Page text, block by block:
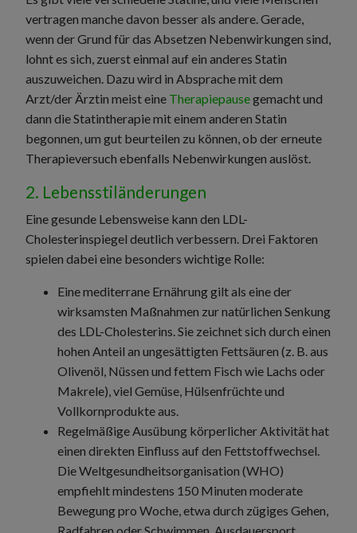
vertragen manche davon besser als andere. Gerade,
wenn der Grund für das Absetzen Nebenwirkungen sind,
lohnt es sich, zuerst einmal auf ein anderes Statin
auszuweichen. Dazu wird in Absprache mit dem
Arzt/der Ärztin meist eine Therapiepausegemacht und
dann die Statintherapie mit einem anderen Statin
begonnen, um gut beurteilen zu können, ob der erneute
Therapieversuch ebenfalls Nebenwirkungen auslöst.
2. Lebensstiländerungen
Eine gesunde Lebensweise kann den LDL-
Cholesterinspiegel deutlich verbessern. Drei Faktoren
spielen dabei eine besonders wichtige Rolle:
Eine mediterrane Ernährung gilt als eine der
wirksamsten Maßnahmen zur natürlichen Senkung
des LDL-Cholesterins. Sie zeichnet sich durch einen
hohen Anteil an ungesättigten Fettsäuren (z. B. aus
Olivenöl, Nüssen und fettem Fisch wie Lachs oder
Makrele), viel Gemüse, Hülsenfrüchte und
Vollkornprodukte aus.
Regelmäßige Ausübung körperlicher Aktivität hat
einen direkten Einfluss auf den Fettstoffwechsel.
Die Weltgesundheitsorganisation (WHO)
empfiehlt mindestens 150 Minuten moderate
Bewegung pro Woche, etwa durch zügiges Gehen,
Radfahren oder Schwimmen. Ausdauersport